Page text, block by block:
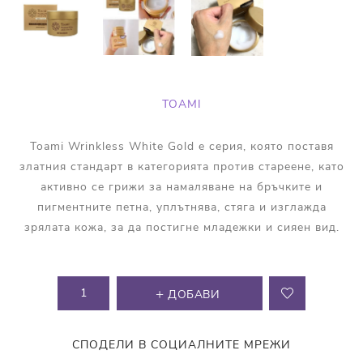
TOAMI
Toami Wrinkless White Gold е серия, която поставя
златния стандарт в категорията против стареене, като
активно се грижи за намаляване на бръчките и
пигментните петна, уплътнява, стяга и изглажда
зрялата кожа, за да постигне младежки и сияен вид.
ДОБАВИ
СПОДЕЛИ В СОЦИАЛНИТЕ МРЕЖИ